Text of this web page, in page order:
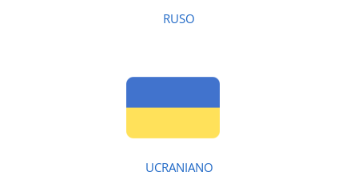
RUSO
UCRANIANO